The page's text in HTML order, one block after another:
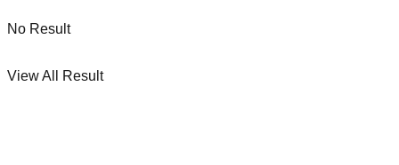
No Result
View All Result